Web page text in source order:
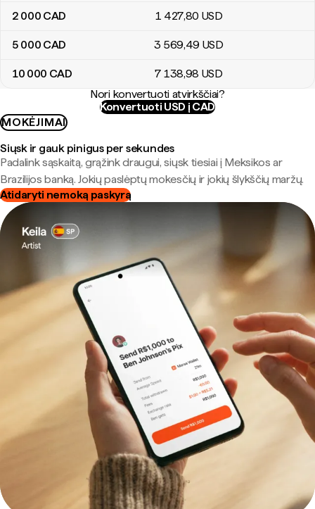
2 000 CAD 1 427,80 USD
5 000 CAD 3 569,49 USD
10 000 CAD 7 138,98 USD
Nori konvertuoti atvirkščiai?
Konvertuoti USD į CAD
MOKĖJIMAI
Siųsk ir gauk pinigus per sekundes
Padalink sąskaitą, grąžink draugui, siųsk tiesiai į Meksikos ar
Brazilijos banką. Jokių paslėptų mokesčių ir jokių šlykščių maržų.
Atidaryti nemoką paskyrą